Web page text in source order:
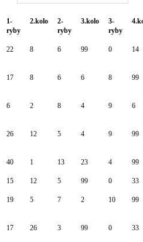
1-
ryby
2.kolo
2-
ryby
3.kolo
3-
ryby
22 8 6 99 0 14
17 8 6 6 8 99
6 2 8 4 9 6
26 12 5 4 9 99
40 1 13 23 4 99
15 12 5 99 0 33
19 5 7 2 10 99
17 26 3 99 0 33